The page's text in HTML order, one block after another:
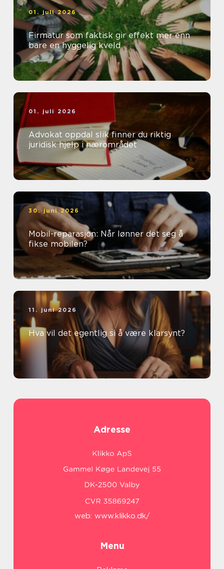
01. juli 2026
Firmatur som faktisk gir effekt mer enn
bare en hyggelig kveld
01. juli 2026
Advokat oppdal slik finner du riktig
juridisk hjelp i nærområdet
30. juni 2026
Mobil-reparasjon: Når lønner det seg å
fikse mobilen?
11. juni 2026
Hva vil det egentlig si å være klarsynt?
Adresse
web: www.klikko.dk/
Menu